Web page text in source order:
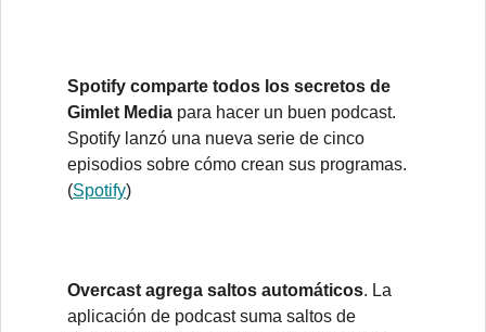
Spotify comparte todos los secretos de
Gimlet Media para hacer un buen podcast.
Spotify lanzó una nueva serie de cinco
episodios sobre cómo crean sus programas.
(Spotify)
Overcast agrega saltos automáticos. La
aplicación de podcast suma saltos de